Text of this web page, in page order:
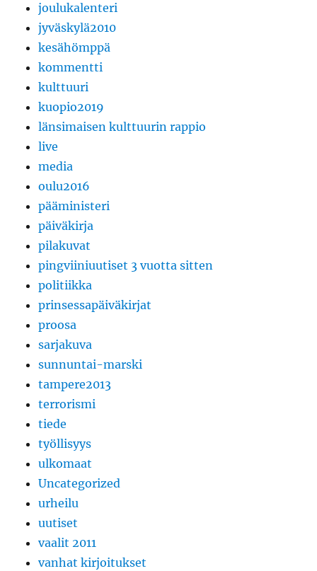
joulukalenteri
jyväskylä2010
kesähömppä
kommentti
kulttuuri
kuopio2019
länsimaisen kulttuurin rappio
live
media
oulu2016
pääministeri
päiväkirja
pilakuvat
pingviiniuutiset 3 vuotta sitten
politiikka
prinsessapäiväkirjat
proosa
sarjakuva
sunnuntai-marski
tampere2013
terrorismi
tiede
työllisyys
ulkomaat
Uncategorized
urheilu
uutiset
vaalit 2011
vanhat kirjoitukset